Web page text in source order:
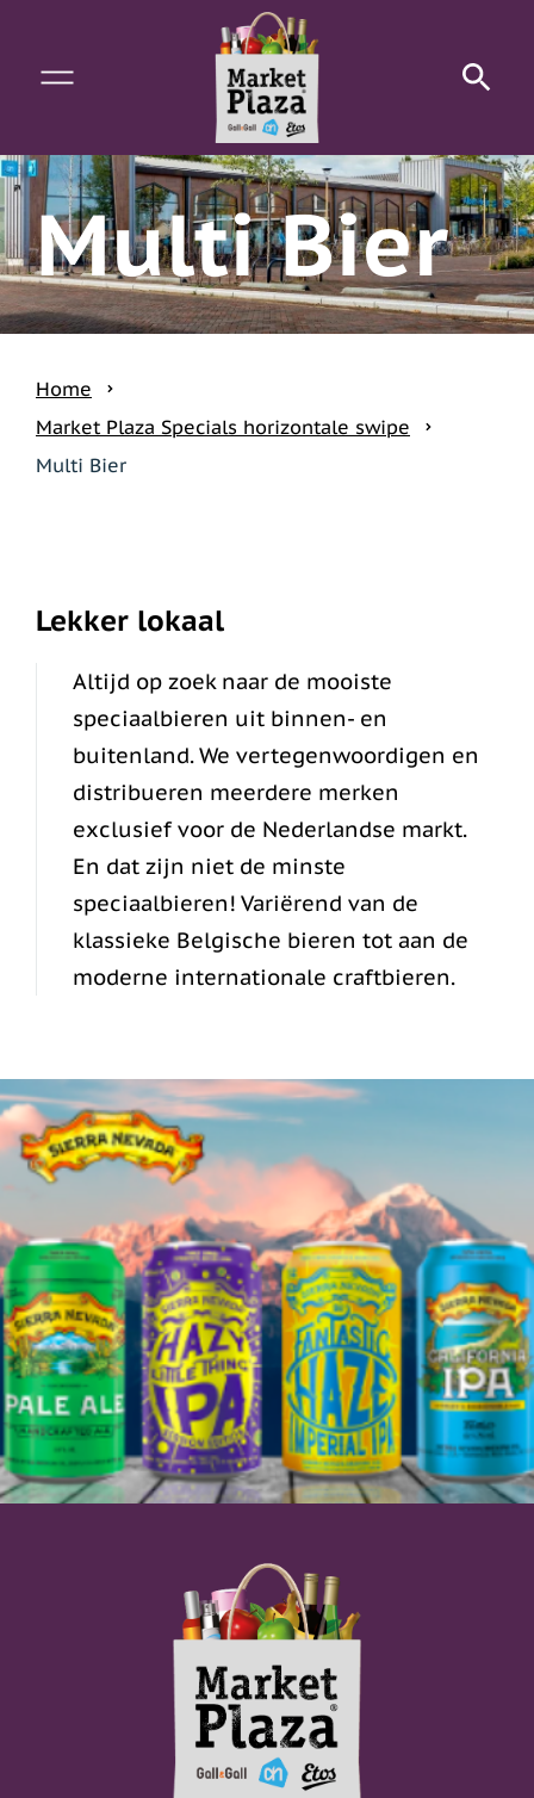
Multi Bier
Home
Market Plaza Specials horizontale swipe
Multi Bier
Lekker lokaal
Altijd op zoek naar de mooiste
speciaalbieren uit binnen- en
buitenland. We vertegenwoordigen en
distribueren meerdere merken
exclusief voor de Nederlandse markt.
En dat zijn niet de minste
speciaalbieren! Variërend van de
klassieke Belgische bieren tot aan de
moderne internationale craftbieren.